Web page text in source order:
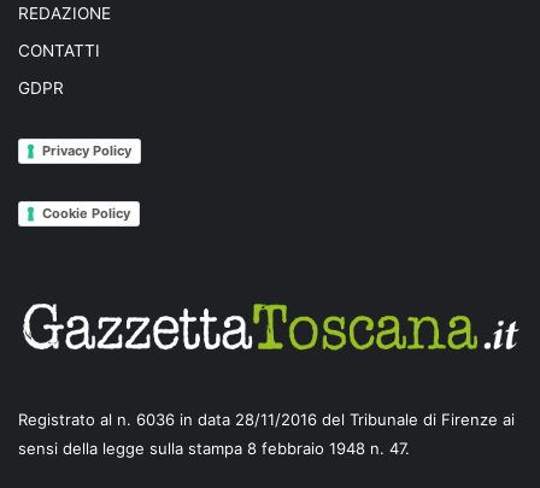
REDAZIONE
CONTATTI
GDPR
Privacy Policy
Cookie Policy
Registrato al n. 6036 in data 28/11/2016 del Tribunale di Firenze ai
sensi della legge sulla stampa 8 febbraio 1948 n. 47.